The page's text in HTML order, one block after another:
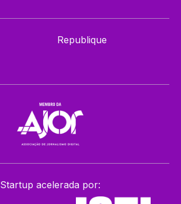
Republique
Startup acelerada por: